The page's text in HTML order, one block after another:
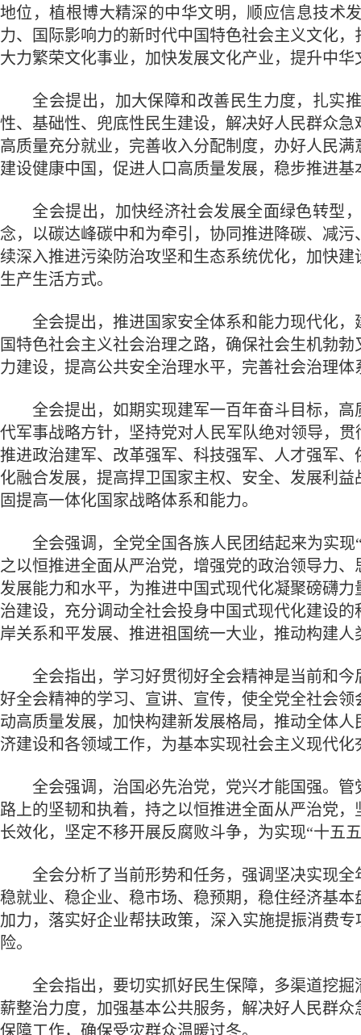
地位，植根博大精深的中华文明，顺应信息技术
力、国际影响力的新时代中国特色社会主义文化
大力繁荣文化事业，加快发展文化产业，提升中
全会提出，加大保障和改善民生力度，扎实推
性、基础性、兜底性民生建设，解决好人民群众
高质量充分就业，完善收入分配制度，办好人民
建设健康中国，促进人口高质量发展，稳步推进
全会提出，加快经济社会发展全面绿色转型，
念，以碳达峰碳中和为牵引，协同推进降碳、减
续深入推进污染防治攻坚和生态系统优化，加快
生产生活方式。
全会提出，推进国家安全体系和能力现代化，
国特色社会主义社会治理之路，确保社会生机勃
力建设，提高公共安全治理水平，完善社会治理体
全会提出，如期实现建军一百年奋斗目标，高
代军事战略方针，坚持党对人民军队绝对领导，
推进政治建军、改革强军、科技强军、人才强军
化融合发展，提高捍卫国家主权、安全、发展利
固提高一体化国家战略体系和能力。
全会强调，全党全国各族人民团结起来为实现“
之以恒推进全面从严治党，增强党的政治领导力
发展能力和水平，为推进中国式现代化凝聚磅礴
治建设，充分调动全社会投身中国式现代化建设
岸关系和平发展、推进祖国统一大业，推动构建人
全会指出，学习好贯彻好全会精神是当前和今
好全会精神的学习、宣讲、宣传，使全党全社会
动高质量发展，加快构建新发展格局，推动全体
济建设和各领域工作，为基本实现社会主义现代化
全会强调，治国必先治党，党兴才能国强。管
路上的坚韧和执着，持之以恒推进全面从严治党
长效化，坚定不移开展反腐败斗争，为实现“十五
全会分析了当前形势和任务，强调坚决实现全
稳就业、稳企业、稳市场、稳预期，稳住经济基
加力，落实好企业帮扶政策，深入实施提振消费
险。
全会指出，要切实抓好民生保障，多渠道挖掘
薪整治力度，加强基本公共服务，解决好人民群
保障工作，确保受灾群众温暖过冬。